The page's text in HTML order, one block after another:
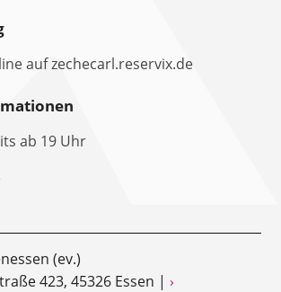
auf zechecarl.reservix.de
ab 19 Uhr
(ev.)
423, 45326 Essen |›